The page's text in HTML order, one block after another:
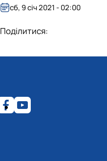
сб, 9 січ 2021 - 02:00
Поділитися: